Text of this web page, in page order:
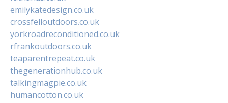
emilykatedesign.co.uk
crossfelloutdoors.co.uk
yorkroadreconditioned.co.uk
rfrankoutdoors.co.uk
teaparentrepeat.co.uk
thegenerationhub.co.uk
talkingmagpie.co.uk
humancotton.co.uk